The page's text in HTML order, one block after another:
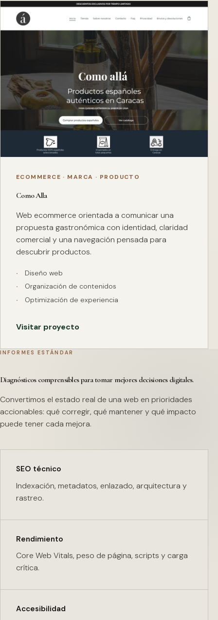
ECOMMERCE · MARCA · PRODUCTO
Como Alla
Web ecommerce orientada a comunicar una
propuesta gastronómica con identidad, claridad
comercial y una navegación pensada para
descubrir productos.
Diseño web
Organización de contenidos
Optimización de experiencia
Visitar proyecto
INFORMES ESTÁNDAR
Diagnósticos comprensibles para tomar mejores decisiones digitales.
Convertimos el estado real de una web en prioridades
accionables: qué corregir, qué mantener y qué impacto
puede tener cada mejora.
SEO técnico
Indexación, metadatos, enlazado, arquitectura y
rastreo.
Rendimiento
Core Web Vitals, peso de página, scripts y carga
crítica.
Accesibilidad